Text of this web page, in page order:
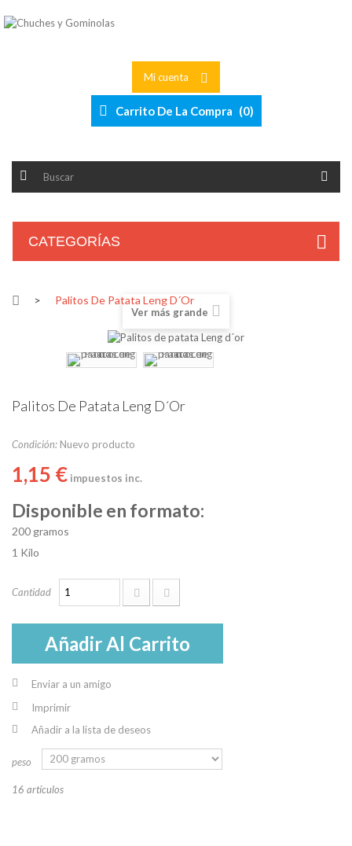
Mi cuenta
Carrito De La Compra (0)
CATEGORÍAS
> Palitos De Patata Leng D´or
Ver más grande
Palitos De Patata Leng D´or
Condición: Nuevo producto
1,15 € impuestos inc.
Disponible en formato:
200 gramos
1 Kilo
Cantidad
Añadir Al Carrito
Enviar a un amigo
Imprimir
Añadir a la lista de deseos
peso
16 artículos